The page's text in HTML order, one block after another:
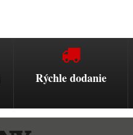
Rýchle dodanie